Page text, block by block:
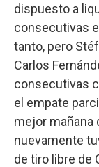
dispuesto a
consecutivas
tanto, pero
Carlos
consecutivas
el empate
mejor mañana
nuevamente
de tiro libre de